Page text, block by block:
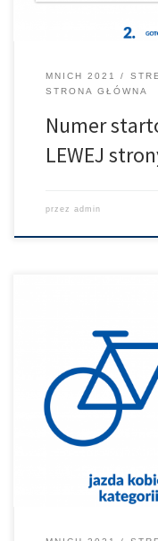
MNICH 2021
STRONA GŁÓWNA
Numer
LEWEJ
przez admin
Przypominamy, że
sezonie także